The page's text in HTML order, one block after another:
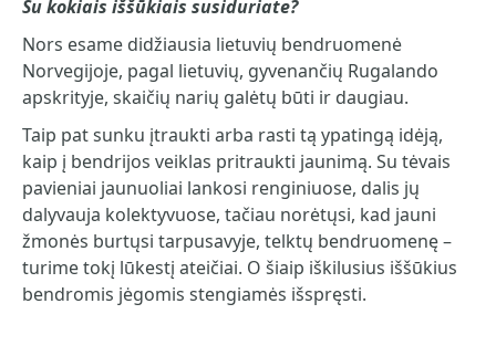
Su kokiais iššūkiais susiduriate?
Nors esame didžiausia lietuvių bendruomenė
Norvegijoje, pagal lietuvių, gyvenančių Rugalando
apskrityje, skaičių narių galėtų būti ir daugiau.
Taip pat sunku įtraukti arba rasti tą ypatingą idėją,
kaip į bendrijos veiklas pritraukti jaunimą. Su tėvais
pavieniai jaunuoliai lankosi renginiuose, dalis jų
dalyvauja kolektyvuose, tačiau norėtųsi, kad jauni
žmonės burtųsi tarpusavyje, telktų bendruomenę –
turime tokį lūkestį ateičiai. O šiaip iškilusius iššūkius
bendromis jėgomis stengiamės išspręsti.